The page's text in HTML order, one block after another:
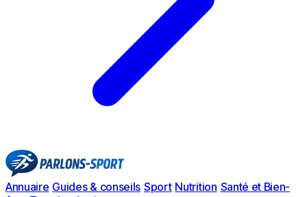
Annuaire Guides & conseils Sport Nutrition Santé et Bien-